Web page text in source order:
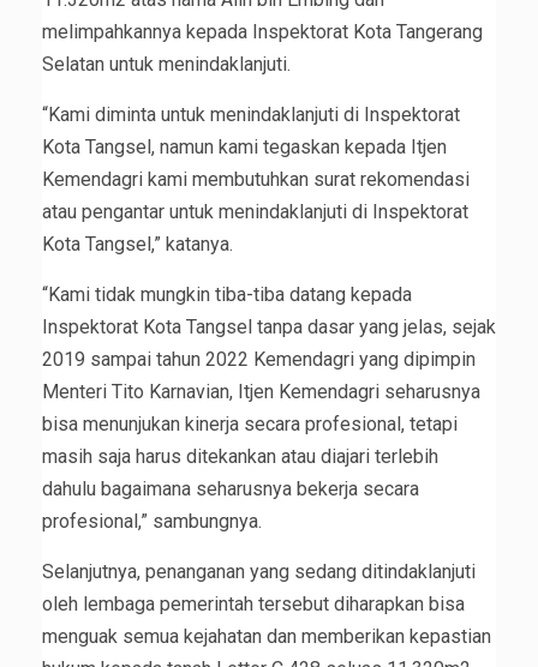
melimpahkannya kepada Inspektorat Kota Tangerang
Selatan untuk menindaklanjuti.
“Kami diminta untuk menindaklanjuti di Inspektorat
Kota Tangsel, namun kami tegaskan kepada Itjen
Kemendagri kami membutuhkan surat rekomendasi
atau pengantar untuk menindaklanjuti di Inspektorat
Kota Tangsel,” katanya.
“Kami tidak mungkin tiba-tiba datang kepada
Inspektorat Kota Tangsel tanpa dasar yang jelas, sejak
2019 sampai tahun 2022 Kemendagri yang dipimpin
Menteri Tito Karnavian, Itjen Kemendagri seharusnya
bisa menunjukan kinerja secara profesional, tetapi
masih saja harus ditekankan atau diajari terlebih
dahulu bagaimana seharusnya bekerja secara
profesional,” sambungnya.
Selanjutnya, penanganan yang sedang ditindaklanjuti
oleh lembaga pemerintah tersebut diharapkan bisa
menguak semua kejahatan dan memberikan kepastian